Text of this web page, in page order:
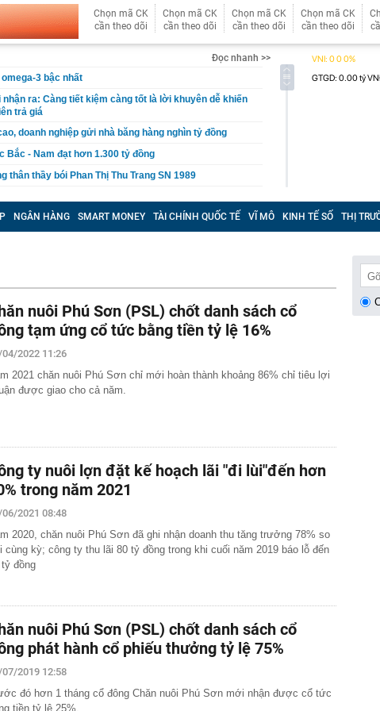
Chọn mã CK
cần theo dõi
Chọn mã CK
cần theo dõi
Chọn mã CK
cần theo dõi
Chọn mã CK
cần theo dõi
Đọc nhanh >>
3 bậc nhất
ra: Càng tiết kiệm càng tốt là lời khuyên dễ khiến
trả giá
doanh nghiệp gửi nhà băng hàng nghìn tỷ đồng
Bắc - Nam đạt hơn 1.300 tỷ đồng
thân thầy bói Phan Thị Thu Trang SN 1989
cơm cần bỏ ngay
bị khởi công nhiều dự án dịp Quốc khánh 2/9
thuế cho hộ kinh doanh, doanh nghiệp có doanh thu
vàng trị giá 29 tỷ đồng buôn lậu qua biên giới bằng xe
5/8, sân bay Tân Sơn Nhất ghi nhận một máy bay lạ cất
sâu 136 mét giữa biển, hoàn thành công trình cao
tầng chưa từng có trên thế giới
Hà dần lộ diện giữa sông Hồng
thuế cho hộ kinh doanh, doanh nghiệp thu dưới 10
SN 1995 trong phòng hát karaoke
một ngân hàng có thể từ chối giao dịch rút/chuyển tiền
hàng trong trường hợp sau
phức tạp": Nga đổi chiến thuật, đánh vào "huyết
NGÂN HÀNG SMART MONEY TÀI CHÍNH QUỐC TẾ VĨ MÔ KINH TẾ SỐ THỊ
nuôi Phú Sơn (PSL) chốt danh sách cổ
tạm ứng cổ tức bằng tiền tỷ lệ 16%
2022 11:26
2021 chăn nuôi Phú Sơn chỉ mới hoàn thành khoảng 86% chỉ tiêu lợi
được giao cho cả năm.
ty nuôi lợn đặt kế hoạch lãi "đi lùi"đến hơn
trong năm 2021
2021 08:48
2020, chăn nuôi Phú Sơn đã ghi nhận doanh thu tăng trưởng 78% so
cùng kỳ; công ty thu lãi 80 tỷ đồng trong khi cuối năm 2019 báo lỗ đến
tỷ đồng
nuôi Phú Sơn (PSL) chốt danh sách cổ
phát hành cổ phiếu thưởng tỷ lệ 75%
2019 12:58
đó hơn 1 tháng cổ đông Chăn nuôi Phú Sơn mới nhận được cổ tức
tiền tỷ lệ 25%.